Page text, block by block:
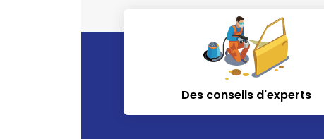
Des conseils d'experts